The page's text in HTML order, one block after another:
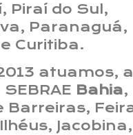
Piraí do Sul,
Paranaguá,
Curitiba.
atuamos, a
Bahia,
Barreiras,
Jacobina,